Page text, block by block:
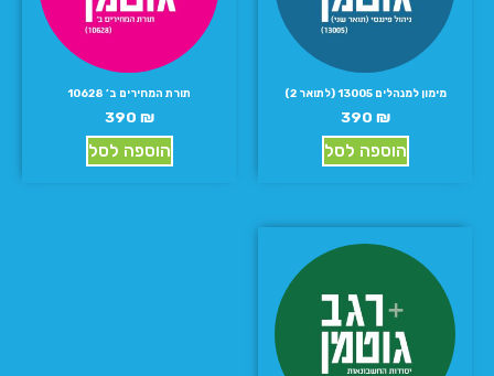
מימון למנהלים 13005 (לתואר 2)
390 ₪
הוספה לסל
תורת המחירים ב’ 10628
390 ₪
הוספה לסל